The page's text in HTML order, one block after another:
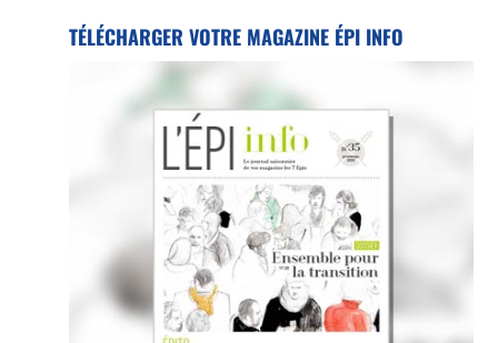
TÉLÉCHARGER VOTRE MAGAZINE ÉPI INFO